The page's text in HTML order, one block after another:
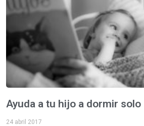
Ayuda a tu hijo a dormir solo
24 abril 2017